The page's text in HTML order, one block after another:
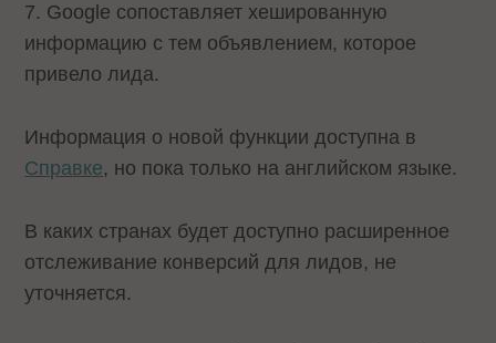
7. Google сопоставляет хешированную
информацию с тем объявлением, которое
привело лида.
Информация о новой функции доступна в
Справке, но пока только на английском языке.
В каких странах будет доступно расширенное
отслеживание конверсий для лидов, не
уточняется.